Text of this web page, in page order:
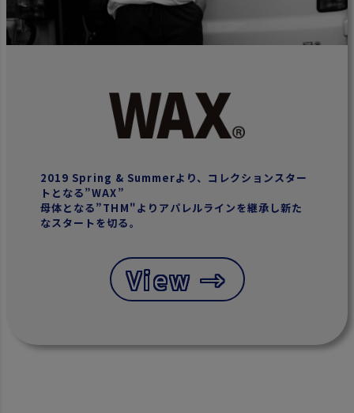
2019 Spring & Summerより、コレクションスター
トとなる”WAX”
母体となる”THM"よりアパレルラインを継承し新た
なスタートを切る。
View →